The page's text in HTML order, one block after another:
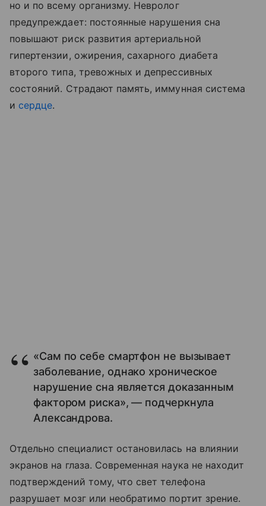
но и по всему организму. Невролог
предупреждает: постоянные нарушения сна
повышают риск развития артериальной
гипертензии, ожирения, сахарного диабета
второго типа, тревожных и депрессивных
состояний. Страдают память, иммунная система
и сердце.
«Сам по себе смартфон не вызывает
заболевание, однако хроническое
нарушение сна является доказанным
фактором риска», — подчеркнула
Александрова.
Отдельно специалист остановилась на влиянии
экранов на глаза. Современная наука не находит
подтверждений тому, что свет телефона
разрушает мозг или необратимо портит зрение.